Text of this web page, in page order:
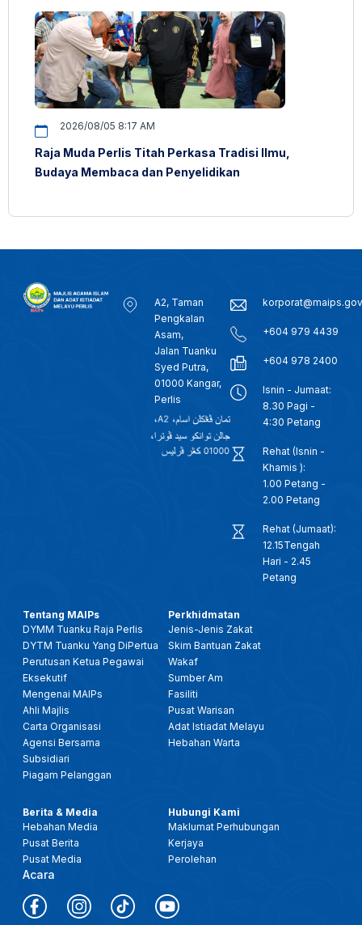
2026/08/05 8:17 AM
Raja Muda Perlis Titah Perkasa Tradisi Ilmu,
Budaya Membaca dan Penyelidikan
A2, Taman
Pengkalan
Asam,
Jalan Tuanku
Syed Putra,
01000 Kangar,
Perlis
+604 979 4439
+604 978 2400
Isnin - Jumaat:
8.30 Pagi -
4:30 Petang
Rehat (Isnin -
Khamis ):
1.00 Petang -
2.00 Petang
Rehat (Jumaat):
12.15Tengah
Hari - 2.45
Petang
Tentang MAIPs
DYMM Tuanku Raja Perlis
DYTM Tuanku Yang DiPertua
Perutusan Ketua Pegawai
Eksekutif
Mengenai MAIPs
Ahli Majlis
Carta Organisasi
Agensi Bersama
Subsidiari
Piagam Pelanggan
Perkhidmatan
Jenis-Jenis Zakat
Skim Bantuan Zakat
Wakaf
Sumber Am
Fasiliti
Pusat Warisan
Adat Istiadat Melayu
Hebahan Warta
Berita & Media
Hebahan Media
Pusat Berita
Pusat Media
Acara
Hubungi Kami
Maklumat Perhubungan
Kerjaya
Perolehan